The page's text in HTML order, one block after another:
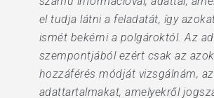
el tudja látni a feladatát, így
ismét bekérni a polgároktól. Az
szempontjából ezért csak az
hozzáférés módját vizsgálnám, az
adattartalmakat, amelyekről